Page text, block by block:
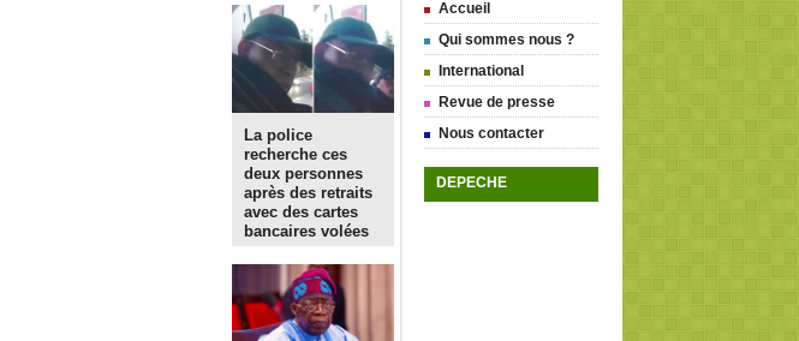
La police
recherche ces
deux personnes
après des retraits
avec des cartes
bancaires volées
Accueil
Qui sommes nous ?
International
Revue de presse
Nous contacter
DEPECHE